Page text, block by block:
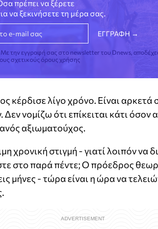
πρέπει να ξέρετε
να ξεκινήσετε τη μέρα σας.
την εγγραφή σας στο newsletter του Dnews,
σχετικούς όρους χρήσης
κέρδισε λίγο χρόνο. Είναι αρκετά
Δεν νομίζω ότι επίκειται κάτι
αξιωματούχος.
χρονική στιγμή - γιατί λοιπόν να
στο παρά πέντε; Ο πρόεδρος
μήνες - τώρα είναι η ώρα να